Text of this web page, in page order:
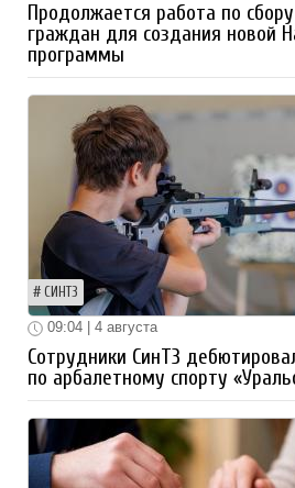
Продолжается работа по
граждан для создания новой
программы
СИНТЗ
09:04 | 4 августа
Сотрудники СинТЗ
по арбалетному спорту